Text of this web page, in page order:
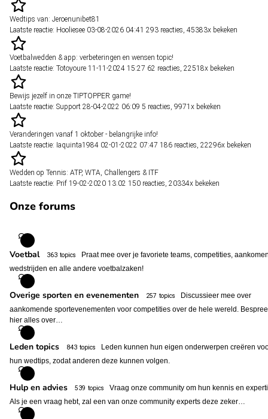
Wedtips van: Jeroenunibet81
Laatste reactie: Hooliesee 03-08-2026 04:41 293 reacties 45383x bekeken
Voetbalwedden & app: verbeteringen en wensen topic!
Laatste reactie: Totoyoure 11-11-2024 15:27 62 reacties 22518x bekeken
Bewijs jezelf in onze TIPTOPPER game!
Laatste reactie: Support 28-04-2022 06:09 5 reacties 9971x bekeken
Veranderingen vanaf 1 oktober - belangrijke info!
Laatste reactie: Iaquinta1984 02-01-2022 07:47 186 reacties 22296x bekeken
Wedden op Tennis: ATP, WTA, Challengers & ITF
Laatste reactie: Prif 19-02-2020 13:02 150 reacties 20334x bekeken
Onze forums
Voetbal 363 topics
Praat mee over je favoriete teams, competities,
wedstrijden en alle andere voetbalzaken!
Overige sporten en evenementen 257 topics
Discussieer mee over
aankomende sportevenementen voor competities over de hele wereld.
hier alles over…
Leden topics 843 topics
Leden kunnen hun eigen onderwerpen creëren
hun wedtips, zodat anderen deze kunnen volgen.
Hulp en advies 539 topics
Vraag onze community om hun kennis en
Als je een vraag hebt, zal een van onze community experts deze zeker…